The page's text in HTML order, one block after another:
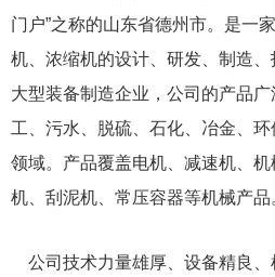
门户”之称的山东省德州市。是一
机、浓缩机的设计、研发、制造
大型装备制造企业，公司的产品
工、污水、脱硫、石化、冶金、
领域。产品覆盖电机、减速机、
机、刮泥机、常压容器等机械产品
公司技术力量雄厚、设备精良、